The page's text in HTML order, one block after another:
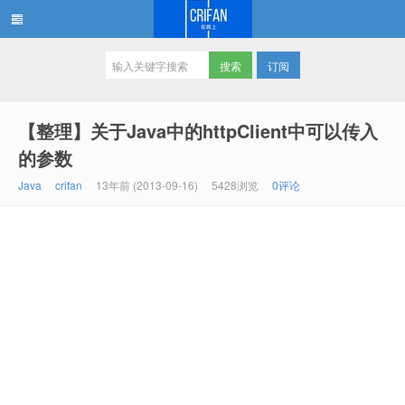
订阅
【整理】关于Java中的httpClient中可以传入
的参数
Java crifan 13年前 (2013-09-16) 5428浏览 0评论